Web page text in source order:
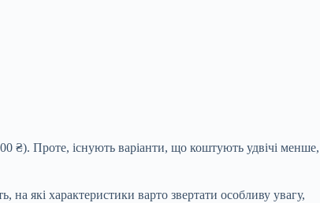
₴). Проте, існують варіанти, що коштують удвічі менше,
на які характеристики варто звертати особливу увагу,